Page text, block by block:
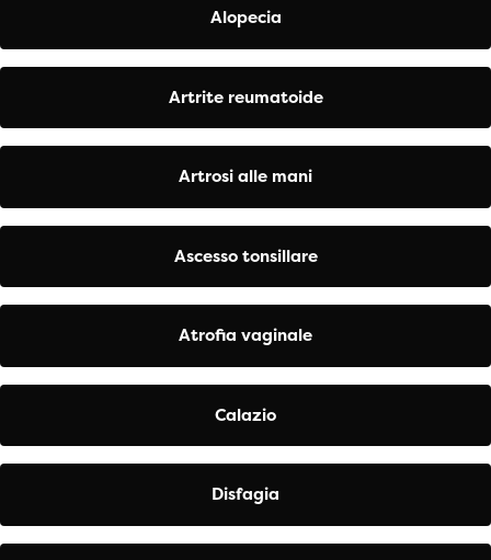
Alopecia
Artrite reumatoide
Artrosi alle mani
Ascesso tonsillare
Atrofia vaginale
Calazio
Disfagia